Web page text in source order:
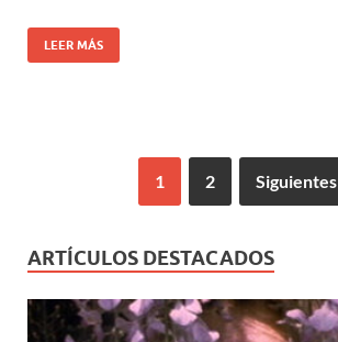
LEER MÁS
1 2 Siguientes
ARTÍCULOS DESTACADOS